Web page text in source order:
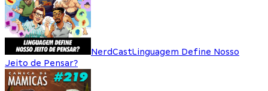
NerdCastLinguagem Define Nosso
Jeito de Pensar?